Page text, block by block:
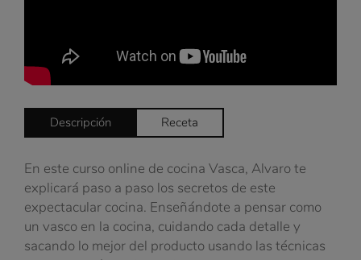
Descripción Receta
En este curso online de cocina Vasca, Alvaro te
explicará paso a paso los secretos de este
expectacular cocina. Enseñándote a pensar como
un vasco en la cocina, cuidando cada detalle y
sacando lo mejor del producto usando las técnicas